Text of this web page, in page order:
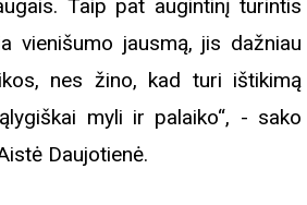
Taip pat augintinį turintis
vienišumo jausmą, jis dažniau
nes žino, kad turi ištikimą
myli ir palaiko“, - sako
Daujotienė.